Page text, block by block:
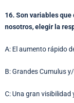
16. Son variables
nosotros, elegir la
A: El aumento rápido
B: Grandes Cumulus
C: Una gran